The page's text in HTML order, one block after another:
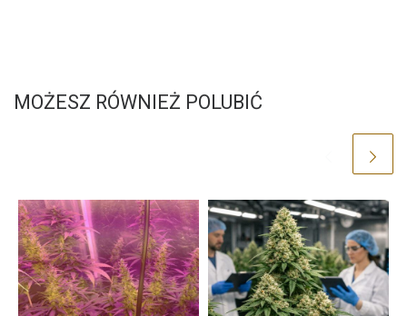
MOŻESZ RÓWNIEŻ POLUBIĆ